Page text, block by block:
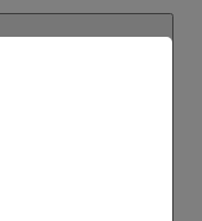
an der Havel